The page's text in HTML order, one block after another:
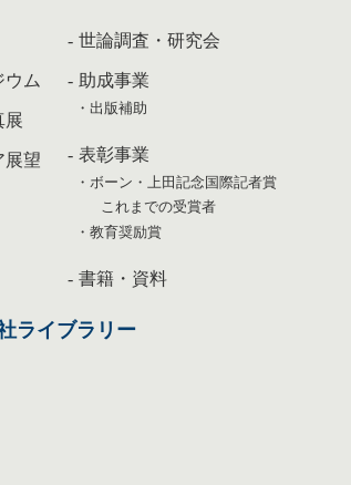
ウム
展
展望
世論調査・研究会
助成事業
出版補助
表彰事業
ボーン・上田記念国際記者賞
これまでの受賞者
教育奨励賞
書籍・資料
ライブラリー